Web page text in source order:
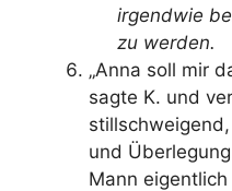
irgendwie
zu werden.
„Anna soll mir
sagte K. und
und
Mann eigentlich